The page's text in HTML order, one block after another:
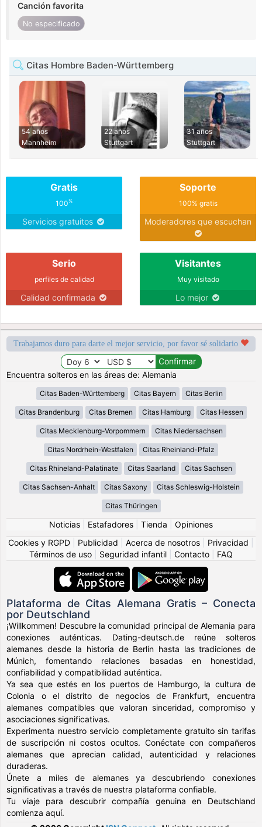
Canción favorita
No especificado
Citas Hombre Baden-Württemberg
54 años
Mannheim
22 años
Stuttgart
31 años
Stuttgart
Gratis
100%
Servicios gratuitos
Soporte
100% gratis
Moderadores que escuchan
Serio
perfiles de calidad
Calidad confirmada
Visitantes
Muy visitado
Lo mejor
Trabajamos duro para darte el mejor servicio, por favor sé solidario
Encuentra solteros en las áreas de: Alemania
Citas Baden-Württemberg Citas Bayern Citas Berlin
Citas Brandenburg Citas Bremen Citas Hamburg Citas Hessen
Citas Mecklenburg-Vorpommern Citas Niedersachsen
Citas Nordrhein-Westfalen Citas Rheinland-Pfalz
Citas Rhineland-Palatinate Citas Saarland Citas Sachsen
Citas Sachsen-Anhalt Citas Saxony Citas Schleswig-Holstein
Citas Thüringen
Noticias Estafadores Tienda
Opiniones
Cookies y RGPD
Publicidad Acerca de nosotros Privacidad
Términos de uso
Seguridad infantil Contacto FAQ
Plataforma de Citas Alemana Gratis – Conecta
por Deutschland
¡Willkommen! Descubre la comunidad principal de Alemania para
conexiones auténticas. Dating-deutsch.de reúne solteros
alemanes desde la historia de Berlín hasta las tradiciones de
Múnich, fomentando relaciones basadas en honestidad,
confiabilidad y compatibilidad auténtica.
Ya sea que estés en los puertos de Hamburgo, la cultura de
Colonia o el distrito de negocios de Frankfurt, encuentra
alemanes compatibles que valoran sinceridad, compromiso y
asociaciones significativas.
Experimenta nuestro servicio completamente gratuito sin tarifas
de suscripción ni costos ocultos. Conéctate con compañeros
alemanes que aprecian calidad, autenticidad y relaciones
duraderas.
Únete a miles de alemanes ya descubriendo conexiones
significativas a través de nuestra plataforma confiable.
Tu viaje para descubrir compañía genuina en Deutschland
comienza aquí.